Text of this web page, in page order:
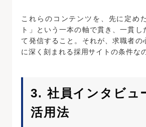
これらのコンテンツを、先に定め
ト」という一本の軸で貫き、一貫し
て発信すること。それが、求職者の
に深く刻まれる採用サイトの条件な
3. 社員インタビュ
活用法